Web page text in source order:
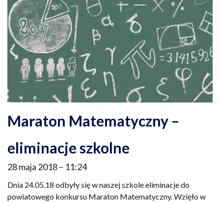
Maraton Matematyczny –
eliminacje szkolne
28 maja 2018 11:24
Dnia 24.05.18 odbyły się w naszej szkole eliminacje do
powiatowego konkursu Maraton Matematyczny. Wzięło w